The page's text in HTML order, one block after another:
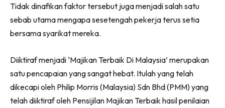
Tidak dinafikan faktor tersebut juga menjadi salah satu
sebab utama mengapa sesetengah pekerja terus setia
bersama syarikat mereka.
Diiktiraf menjadi ‘Majikan Terbaik Di Malaysia’ merupakan
satu pencapaian yang sangat hebat. Itulah yang telah
dikecapi oleh Philip Morris (Malaysia) Sdn Bhd (PMM) yang
telah diiktiraf oleh Pensijilan Majikan Terbaik hasil penilaian